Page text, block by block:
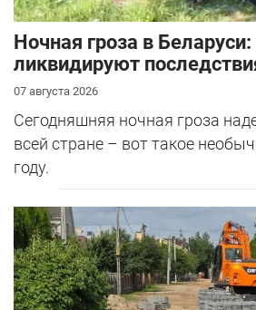
Ночная гроза в Беларуси:
ликвидируют
07 августа 2026
Сегодняшняя ночная гроза
всей стране – вот такое
году.